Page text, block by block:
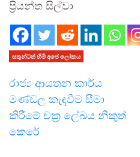
ප්‍රියන්ත සිල්වා
සතුන්ටත් හිමි අපේ ලෝකය
රාජ්‍ය ආයතන කාර්ය
මණ්ඩල කැඳවීම සීමා
කිරීමේ චක්‍ර ලේඛය නිකුත්
කෙරේ